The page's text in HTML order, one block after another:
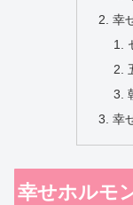
幸
幸
幸せホルモ